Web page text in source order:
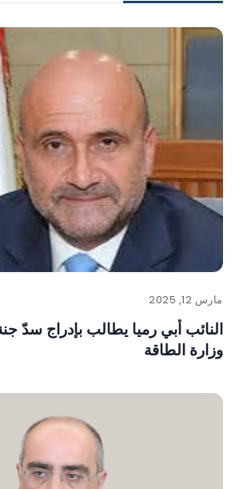
مارس 12, 2025
النائب أبي رميا يطالب بإدراج سدّ
وزارة الطاقة